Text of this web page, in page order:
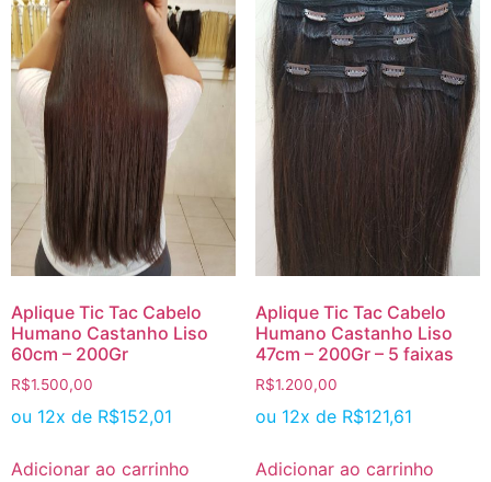
Aplique Tic Tac Cabelo
Humano Castanho Liso
60cm – 200Gr
R$1.500,00
ou 12x de R$152,01
Adicionar ao carrinho
Aplique Tic Tac Cabelo
Humano Castanho Liso
47cm – 200Gr – 5 faixas
R$1.200,00
ou 12x de R$121,61
Adicionar ao carrinho